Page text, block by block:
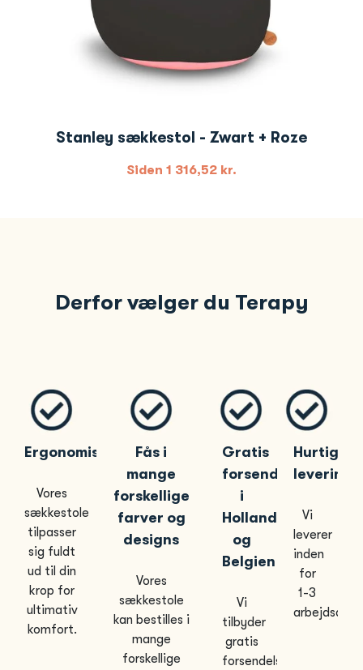
Stanley sækkestol - Zwart + Roze
Siden 1 316,52 kr.
Derfor vælger du Terapy
Ergonomisk
Vores
sækkestole
tilpasser
sig fuldt
ud til din
krop for
ultimativ
komfort.
Fås i
mange
forskellige
farver og
designs
Vores
sækkestole
kan bestilles i
mange
forskellige
Gratis
forsendelse
i
Holland
og
Belgien
Vi
tilbyder
gratis
forsendelse
Hurtig
levering
Vi
leverer
inden
for
1-3